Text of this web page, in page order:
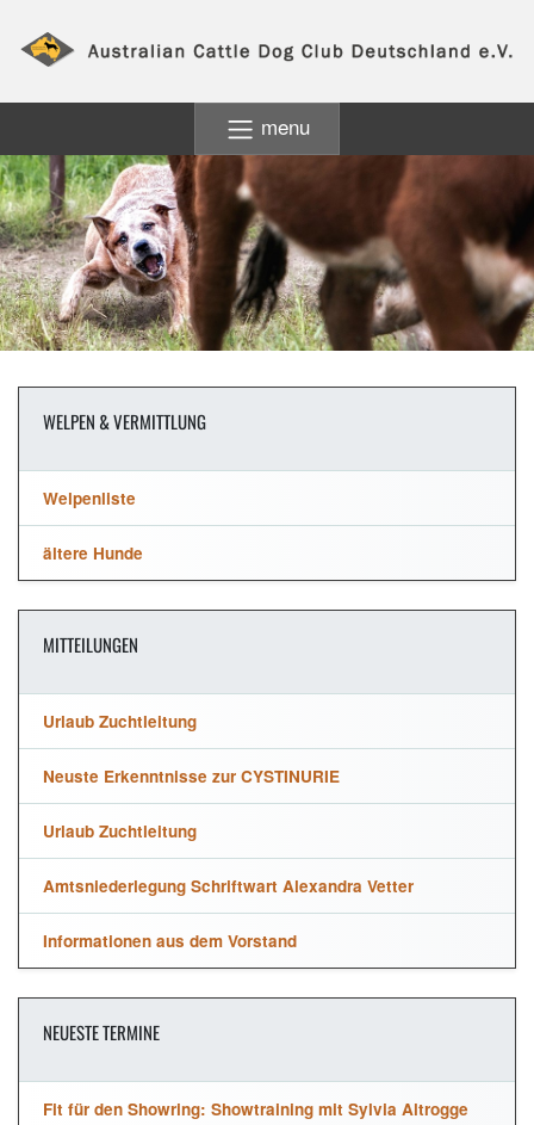
menu
WELPEN & VERMITTLUNG
Welpenliste
ältere Hunde
MITTEILUNGEN
Urlaub Zuchtleitung
Neuste Erkenntnisse zur CYSTINURIE
Urlaub Zuchtleitung
Amtsniederlegung Schriftwart Alexandra Vetter
Informationen aus dem Vorstand
NEUESTE TERMINE
Fit für den Showring: Showtraining mit Sylvia Altrogge